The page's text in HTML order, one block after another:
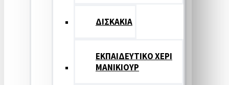
ΔΙΣΚΑΚΙΑ
ΕΚΠΑΙΔΕΥΤΙΚΟ ΧΕΡΙ
ΜΑΝΙΚΙΟΥΡ